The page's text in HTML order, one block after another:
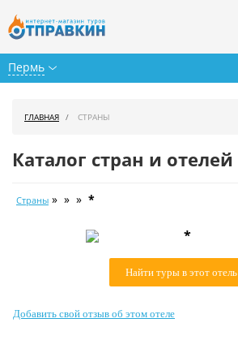
Пермь
Календарь туров
Как купить
ГЛАВНАЯ СТРАНЫ
Каталог стран и отелей
Страны » » » *
*
Найти туры в этот отель
Добавить свой отзыв об этом отеле